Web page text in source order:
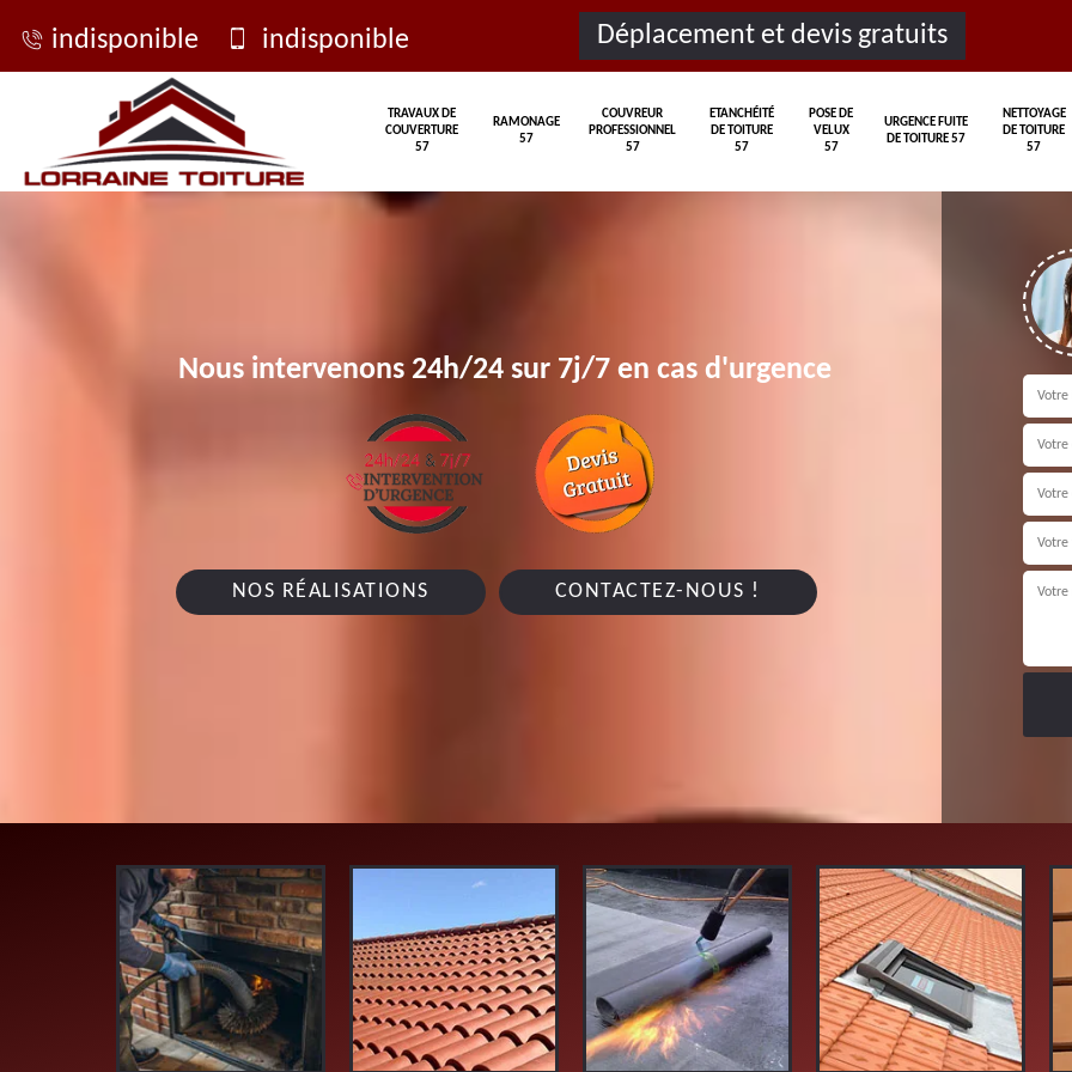
indisponible indisponible Déplacement et devis gratuits
TRAVAUX DE
COUVERTURE
57
RAMONAGE
57
COUVREUR
PROFESSIONNEL
57
ETANCHÉITÉ
DE TOITURE
57
POSE DE
VELUX
57
URGENCE FUITE
DE TOITURE 57
NETTOYAGE
DE TOITURE
57
Nous intervenons 24h/24 sur 7j/7 en cas d'urgence
NOS RÉALISATIONS CONTACTEZ-NOUS !